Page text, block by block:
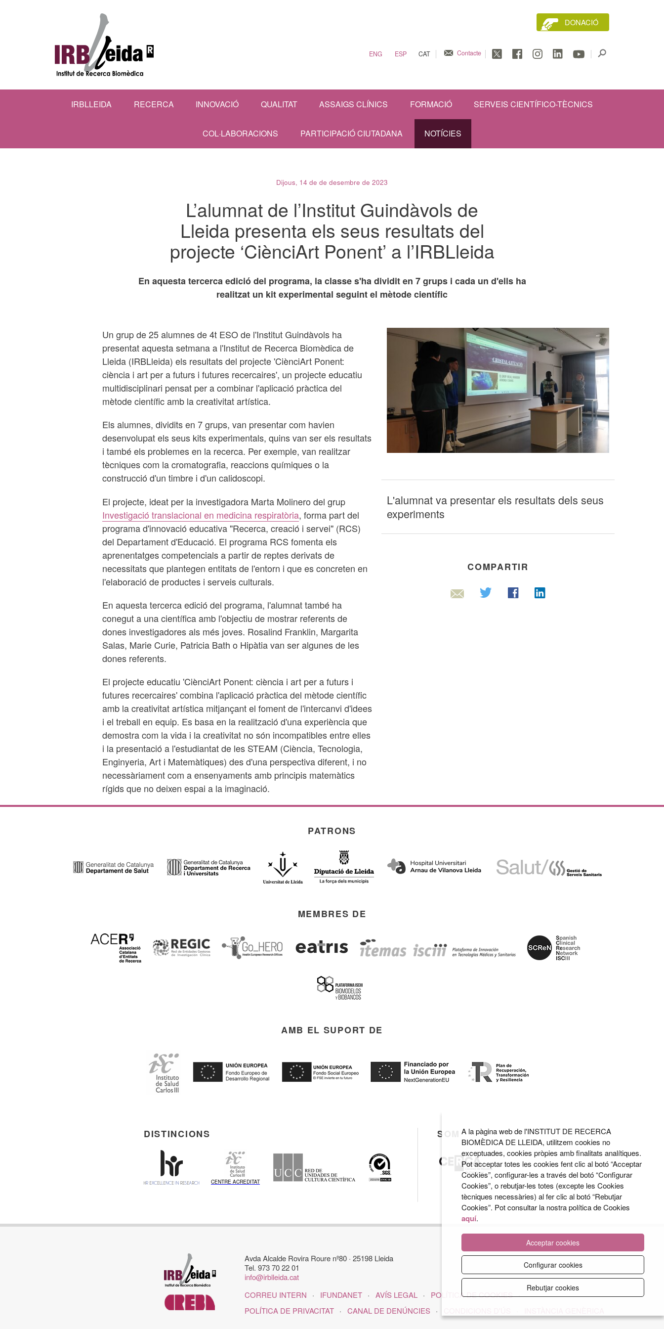
DONACIÓ
ENG ESP CAT Contacte
IRBLLEIDA RECERCA INNOVACIÓ QUALITAT ASSAIGS CLÍNICS FORMACIÓ SERVEIS CIENTÍFICO-TÈCNICS
COL·LABORACIONS PARTICIPACIÓ CIUTADANA NOTÍCIES
Dijous, 14 de de desembre de 2023
L’alumnat de l’Institut Guindàvols de
Lleida presenta els seus resultats del
projecte ‘CiènciArt Ponent’ a l’IRBLleida
En aquesta tercerca edició del programa, la classe s'ha dividit en 7 grups i cada un d'ells ha
realitzat un kit experimental seguint el mètode científic
Un grup de 25 alumnes de 4t ESO de l'Institut Guindàvols ha
presentat aquesta setmana a l'Institut de Recerca Biomèdica de
Lleida (IRBLleida) els resultats del projecte 'CiènciArt Ponent:
ciència i art per a futurs i futures recercaires', un projecte educatiu
multidisciplinari pensat per a combinar l'aplicació pràctica del
mètode científic amb la creativitat artística.
Els alumnes, dividits en 7 grups, van presentar com havien
desenvolupat els seus kits experimentals, quins van ser els resultats
i també els problemes en la recerca. Per exemple, van realitzar
tècniques com la cromatografia, reaccions químiques o la
construcció d'un timbre i d'un calidoscopi.
El projecte, ideat per la investigadora Marta Molinero del grup
Investigació translacional en medicina respiratòria, forma part del
programa d'innovació educativa "Recerca, creació i servei" (RCS)
del Departament d'Educació. El programa RCS fomenta els
aprenentatges competencials a partir de reptes derivats de
necessitats que plantegen entitats de l'entorn i que es concreten en
l'elaboració de productes i serveis culturals.
En aquesta tercerca edició del programa, l'alumnat també ha
conegut a una científica amb l'objectiu de mostrar referents de
dones investigadores als més joves. Rosalind Franklin, Margarita
Salas, Marie Curie, Patricia Bath o Hipàtia van ser algunes de les
dones referents.
El projecte educatiu 'CiènciArt Ponent: ciència i art per a futurs i
futures recercaires' combina l'aplicació pràctica del mètode científic
amb la creativitat artística mitjançant el foment de l'intercanvi d'idees
i el treball en equip. Es basa en la realització d'una experiència que
demostra com la vida i la creativitat no són incompatibles entre elles
i la presentació a l'estudiantat de les STEAM (Ciència, Tecnologia,
Enginyeria, Art i Matemàtiques) des d'una perspectiva diferent, i no
necessàriament com a ensenyaments amb principis matemàtics
rígids que no deixen espai a la imaginació.
L'alumnat va presentar els resultats dels seus
experiments
COMPARTIR
Email Twitter FacebookLinkedin
PATRONS
MEMBRES DE
AMB EL SUPORT DE
DISTINCIONS
CENTRE ACREDITAT
SOM
Avda Alcalde Rovira Roure nº80 · 25198 Lleida
Tel. 973 70 22 01
info@irblleida.cat
CORREU INTERN
IFUNDANET AVÍS LEGAL
POLÍTICA DE COOKIES
POLÍTICA DE PRIVACITAT
CANAL DE DENÚNCIES
A la pàgina web de l'INSTITUT DE RECERCA
BIOMÈDICA DE LLEIDA, utilitzem cookies no
exceptuades, cookies pròpies amb finalitats analítiques.
Pot acceptar totes les cookies fent clic al botó “Acceptar
Cookies”, configurar-les a través del botó “Configurar
Cookies”, o rebutjar-les totes (excepte les Cookies
tècniques necessàries) al fer clic al botó “Rebutjar
Cookies”. Pot consultar la nostra política de Cookies
aquí.
Acceptar cookies
Configurar cookies
Rebutjar cookies